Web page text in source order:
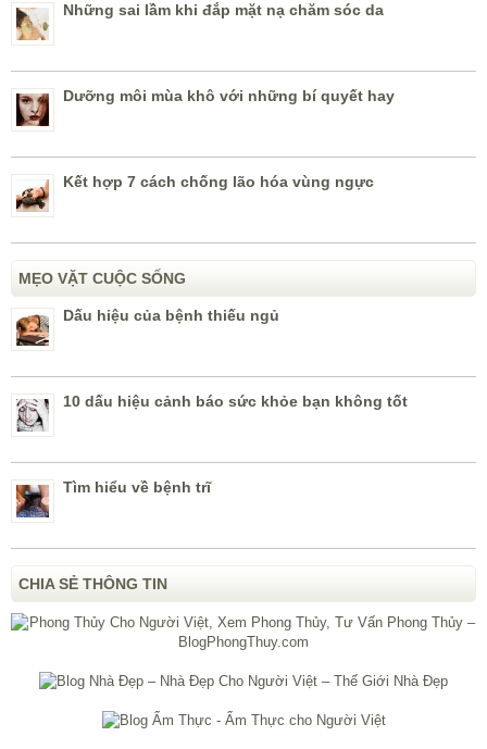
Những sai lầm khi đắp mặt nạ chăm sóc da
Dưỡng môi mùa khô với những bí quyết hay
Kết hợp 7 cách chống lão hóa vùng ngực
MẸO VẶT CUỘC SỐNG
Dấu hiệu của bệnh thiếu ngủ
10 dấu hiệu cảnh báo sức khỏe bạn không tốt
Tìm hiểu về bệnh trĩ
CHIA SẺ THÔNG TIN